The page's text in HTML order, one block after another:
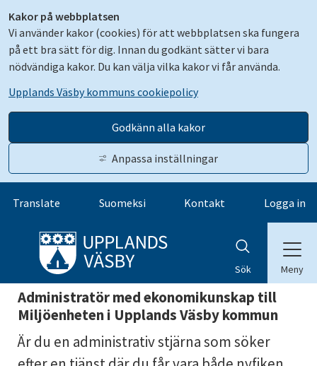
Kakor på webbplatsen
Vi använder kakor (cookies) för att webbplatsen ska fungera
på ett bra sätt för dig. Innan du godkänt sätter vi bara
nödvändiga kakor. Du kan välja vilka kakor vi får använda.
Upplands Väsby kommuns cookiepolicy
Godkänn alla kakor
Anpassa inställningar
Gå till innehåll
Translate Suomeksi Kontakt Logga in
Sök Meny
Administratör med ekonomikunskap till
Miljöenheten i Upplands Väsby kommun
Är du en administrativ stjärna som söker